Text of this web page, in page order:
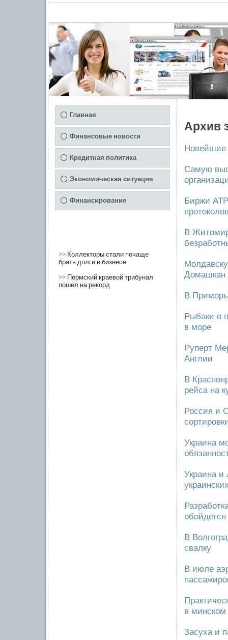
Главная
Финансовые новости
Кредитная политика
Экономическая ситуация
Финансирование
>> Коллекторы стали почаще
брать долги в бизнесе
>> Пермский краевой трибунал
пошёл на рекорд
Архив
Новейшие
Самую
Биржи
В
Домашкан
В
Рыбаки в
в море
Руперт
Англии
В
рейса на
Россия и
Украина
Украина и
В
свалку
В июле
в минском
Засуха и